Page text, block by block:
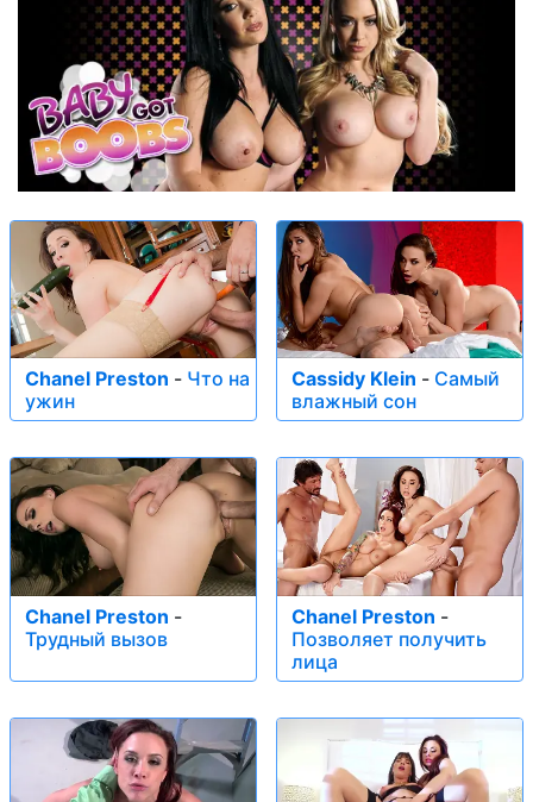
Chanel Preston - Что на
ужин
Cassidy Klein - Самый
влажный сон
Chanel Preston -
Трудный вызов
Chanel Preston -
Позволяет получить
лица